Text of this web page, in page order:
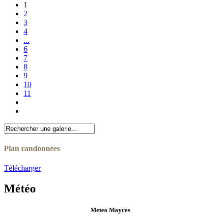
1
2
3
4
...
6
7
8
9
10
11
Plan randonnées
Télécharger
Météo
Meteo Mayres